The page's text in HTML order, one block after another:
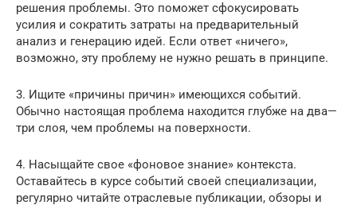
решения проблемы. Это поможет сфокусировать
усилия и сократить затраты на предварительный
анализ и генерацию идей. Если ответ «ничего»,
возможно, эту проблему не нужно решать в принципе.
3. Ищите «причины причин» имеющихся событий.
Обычно настоящая проблема находится глубже на два—
три слоя, чем проблемы на поверхности.
4. Насыщайте свое «фоновое знание» контекста.
Оставайтесь в курсе событий своей специализации,
регулярно читайте отраслевые публикации, обзоры и